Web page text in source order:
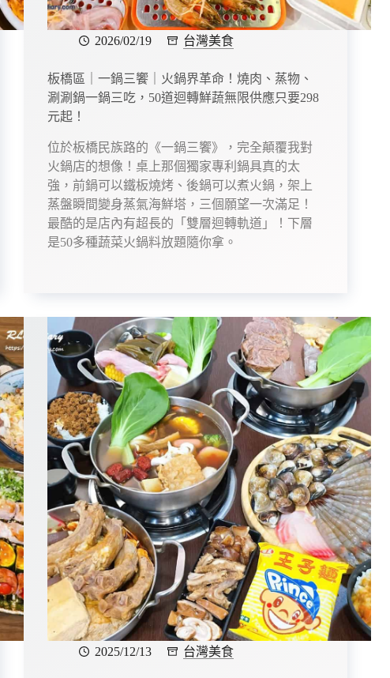
2026/02/19 台灣美食
板橋區｜一鍋三饗｜火鍋界革命！燒肉、蒸物、
涮涮鍋一鍋三吃，50道迴轉鮮蔬無限供應只要298
元起！
位於板橋民族路的《一鍋三饗》，完全顛覆我對
火鍋店的想像！桌上那個獨家專利鍋具真的太
強，前鍋可以鐵板燒烤、後鍋可以煮火鍋，架上
蒸盤瞬間變身蒸氣海鮮塔，三個願望一次滿足！
最酷的是店內有超長的「雙層迴轉軌道」！下層
是50多種蔬菜火鍋料放題隨你拿。
2025/12/13 台灣美食